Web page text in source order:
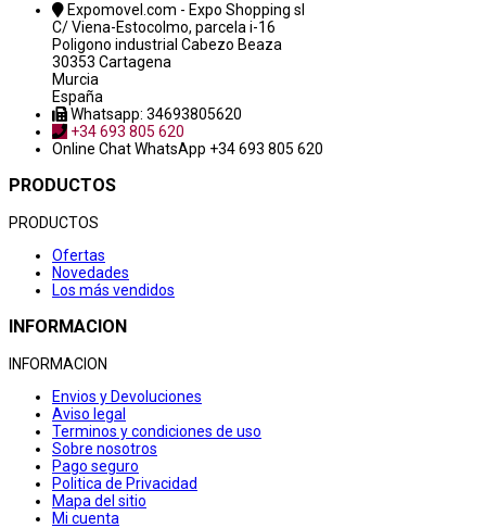
Expomovel.com - Expo Shopping sl
C/ Viena-Estocolmo, parcela i-16
Poligono industrial Cabezo Beaza
30353 Cartagena
Murcia
España
Whatsapp: 34693805620
+34 693 805 620
Online ChatWhatsApp +34 693 805 620
PRODUCTOS
PRODUCTOS
Ofertas
Novedades
Los más vendidos
INFORMACION
INFORMACION
Envios y Devoluciones
Aviso legal
Terminos y condiciones de uso
Sobre nosotros
Pago seguro
Politica de Privacidad
Mapa del sitio
Mi cuenta